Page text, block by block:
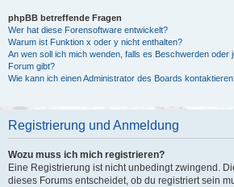
phpBB betreffende Fragen
Wer hat diese Forensoftware entwickelt?
Warum ist Funktion x oder y nicht enthalten?
An wen soll ich mich wenden, falls es Beschwerden oder
Forum gibt?
Wie kann ich einen Administrator des Boards
Registrierung und Anmeldung
Wozu muss ich mich registrieren?
Eine Registrierung ist nicht unbedingt zwingend.
dieses Forums entscheidet, ob du registriert sein